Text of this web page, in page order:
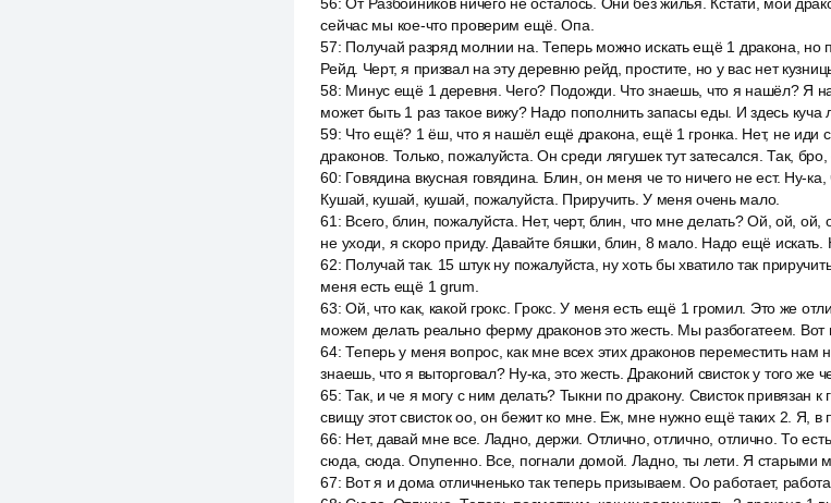
сейчас мы кое-что проверим ещё. Опа.
57: Получай разряд молнии на. Теперь можно искать ещё 1 дракона, но
Рейд. Черт, я призвал на эту деревню рейд, простите, но у вас нет
58: Минус ещё 1 деревня. Чего? Подожди. Что знаешь, что я нашёл? Я
может быть 1 раз такое вижу? Надо пополнить запасы еды. И здесь куча
59: Что ещё? 1 ёш, что я нашёл ещё дракона, ещё 1 гронка. Нет, не
драконов. Только, пожалуйста. Он среди лягушек тут затесался. Так, бро,
60: Говядина вкусная говядина. Блин, он меня че то ничего не ест. Ну-ка,
Кушай, кушай, кушай, пожалуйста. Приручить. У меня очень мало.
61 : Всего, блин, пожалуйста. Нет, черт, блин, что мне делать? Ой, ой, ой,
не уходи, я скоро приду. Давайте бяшки, блин, 8 мало. Надо ещё искать.
62: Получай так. 15 штук ну пожалуйста, ну хоть бы хватило так
меня есть ещё 1 grum.
63:Ой, что как, какой грокс. Грокс. У меня есть ещё 1 громил. Это же
можем делать реально ферму драконов это жесть. Мы разбогатеем. Вот
64:Теперь у меня вопрос, как мне всех этих драконов переместить нам
знаешь, что я выторговал? Ну-ка, это жесть. Драконий свисток у того же
65:Так, и че я могу с ним делать? Тыкни по дракону. Свисток привязан к
свищу этот свисток оо, он бежит ко мне. Еж, мне нужно ещё таких 2. Я,
66: Нет, давай мне все. Ладно, держи. Отлично, отлично, отлично. То
сюда, сюда. Опупенно. Все, погнали домой. Ладно, ты лети. Я старыми
67: Вот я и дома отличненько так теперь призываем. Оо работает,